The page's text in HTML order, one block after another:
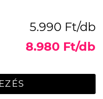
5.990 Ft/db
8.980 Ft/db